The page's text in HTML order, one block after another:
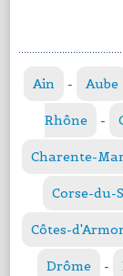
Ain - Aube
Rhône -
Charente-
Corse-du-
Côtes-
Drôme -